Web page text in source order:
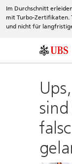
Im Durchschnitt
mit Turbo-Zertifikaten.
und nicht für
sind